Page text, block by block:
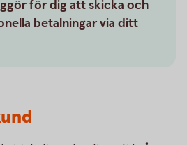
för dig att skicka och
betalningar via ditt